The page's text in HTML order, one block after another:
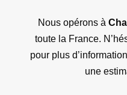
Nous opérons à
toute la France.
pour plus
une